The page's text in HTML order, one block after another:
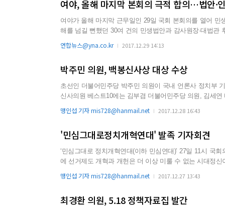
여야, 올해 마지막 본회의 극적 합의…법안·
여야가 올해 마지막 근무일인 29일 국회 본회의를 열어 민생법
해를 넘길 뻔했던 30여 건의 민생법안과 감사원장·대법
연합뉴스@yna.co.kr 2017.12.29 14:13
박주민 의원, 백봉신사상 대상 수상
초선인 더불어민주당 박주민 의원이 국내 언론사 정치부 기
신사의원 베스트10에는 김부겸 더불어민주당 의원, 김세
국회의장이 신사의원 베스트10에 선정되어, 현역 의원 중
맹인섭 기자 mis728@hanmail.net 2017.12.28 16:43
'민심그대로정치개혁연대' 발족 기자회견
‘민심그대로 정치개혁연대(이하 민심연대)’ 27일 11시 국회의원회
에 선거제도 개혁과 개헌은 더 이상 미룰 수 없는 시대정
대표 초청 조찬 모임 진행’ 하고 ‘중선거제도 개혁 단일안
맹인섭 기자 mis728@hanmail.net 2017.12.27 13:43
최경환 의원, 5.18 정책자료집 발간